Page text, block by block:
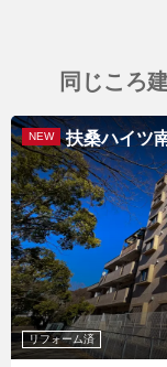
同じころ
NEW 扶桑ハイツ
リフォーム済